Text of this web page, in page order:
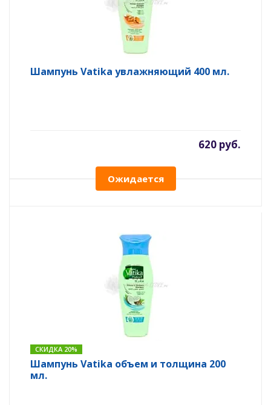
Шампунь Vatika увлажняющий 400 мл.
620 руб.
Ожидается
СКИДКА 20%
Шампунь Vatika объем и толщина 200
мл.